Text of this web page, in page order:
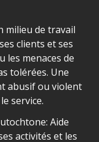
les locaux d'AJO.
milieu de travail
clients et ses
les menaces de
tolérées. Une
abusif ou violent
service.
Aide
activités et les